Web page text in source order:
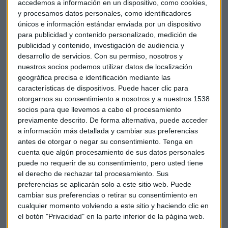
accedemos a información en un dispositivo, como cookies,
y procesamos datos personales, como identificadores
únicos e información estándar enviada por un dispositivo
para publicidad y contenido personalizado, medición de
publicidad y contenido, investigación de audiencia y
desarrollo de servicios. Con su permiso, nosotros y
nuestros socios podemos utilizar datos de localización
geográfica precisa e identificación mediante las
características de dispositivos. Puede hacer clic para
otorgarnos su consentimiento a nosotros y a nuestros 1538
socios para que llevemos a cabo el procesamiento
previamente descrito. De forma alternativa, puede acceder
a información más detallada y cambiar sus preferencias
antes de otorgar o negar su consentimiento. Tenga en
cuenta que algún procesamiento de sus datos personales
puede no requerir de su consentimiento, pero usted tiene
el derecho de rechazar tal procesamiento. Sus
preferencias se aplicarán solo a este sitio web. Puede
cambiar sus preferencias o retirar su consentimiento en
cualquier momento volviendo a este sitio y haciendo clic en
el botón "Privacidad" en la parte inferior de la página web.
Francia y los "chalecos amarillos"
En el caso de Francia, la disputa de los llamados“chalecos
amarillos”preocupa, y mucho, al Gobierno en horas bajas
de Emmanuel Macron, donde
ni si quiera las promesas de bajadas de impuestos y subida
del salario mínimo parecen aplacar el enfado ciudadano
. El propio ministro de Economía, Bruno Le Maire, reconocía
a principios de semana que las protestasreducirían en
una décima la progresión del PIB en el cuarto
trimestre, aunque dejó sin cambios su previsión del 1,7%
para el conjunto del ejercicio.
Ahora la preocupación se traslada a las proyecciones del
Banco de Francia, que reduce en una décima sus previsiones
de crecimiento para la economía francesa en 2018 y 2019,
para dejarlas en ambos casos en el1,5%, por unas
perspectivas menos favorables en el actual trimestre. El